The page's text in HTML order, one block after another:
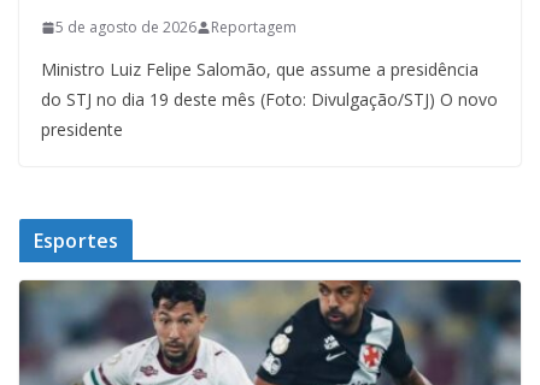
5 de agosto de 2026 Reportagem
Ministro Luiz Felipe Salomão, que assume a presidência
do STJ no dia 19 deste mês (Foto: Divulgação/STJ) O novo
presidente
Esportes